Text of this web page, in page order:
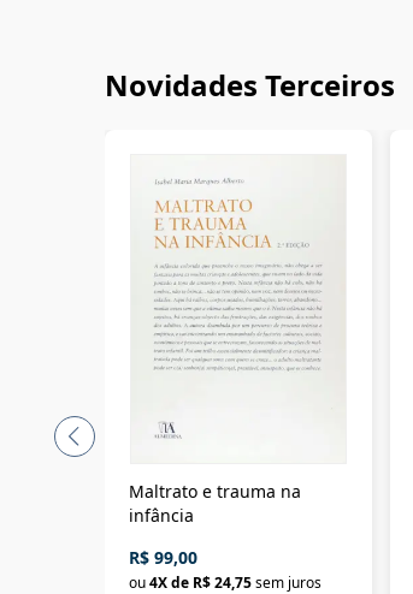
Novidades Terceiros
Maltrato e trauma na
infância
R$ 99,00
ou4X de R$ 24,75sem juros